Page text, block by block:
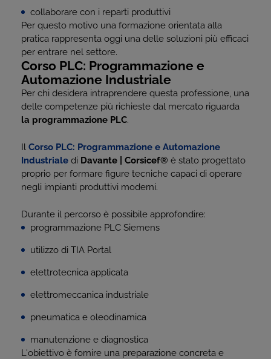
collaborare con i reparti produttivi
Per questo motivo una formazione orientata alla
pratica rappresenta oggi una delle soluzioni più efficaci
per entrare nel settore.
Corso PLC: Programmazione e
Automazione Industriale
Per chi desidera intraprendere questa professione, una
delle competenze più richieste dal mercato riguarda
la programmazione PLC.
Il Corso PLC: Programmazione e Automazione
Industriale di Davante | Corsicef® è stato progettato
proprio per formare figure tecniche capaci di operare
negli impianti produttivi moderni.
Durante il percorso è possibile approfondire:
programmazione PLC Siemens
utilizzo di TIA Portal
elettrotecnica applicata
elettromeccanica industriale
pneumatica e oleodinamica
manutenzione e diagnostica
L'obiettivo è fornire una preparazione concreta e